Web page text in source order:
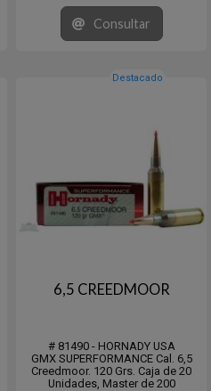
Consultar
Destacado
6,5 CREEDMOOR
# 81490 - HORNADY USA
GMX SUPERFORMANCE Cal. 6,5
Creedmoor. 120 Grs. Caja de 20
Unidades, Master de 200